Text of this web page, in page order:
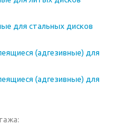
для стальных дисков
(адгезивные) для
(адгезивные) для